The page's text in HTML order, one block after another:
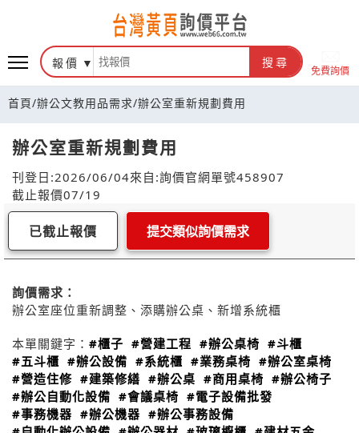
報價 搜尋
免費詢價
首頁/辦公文教用品需求/辦公室重新規劃費用
辦公室重新規劃費用
刊登日:2026/06/04來自:詢價官網單號458907
截止報價07/19
已截止報價 提交類似詢價需求
詢價需求：
辦公室座位重新調整、添購辦公桌、新增系統櫃
本單關鍵字： #櫃子 #營建工程 #辦公桌椅 #斗櫃
#五斗櫃 #辦公設備 #系統櫃 #業務桌椅 #辦公室桌椅
#營造住修 #建築修繕 #辦公桌 #商用桌椅 #辦公椅子
#辦公自動化設備 #會議桌椅 #電子設備批發
#事務機器 #辦公機器 #辦公事務設備